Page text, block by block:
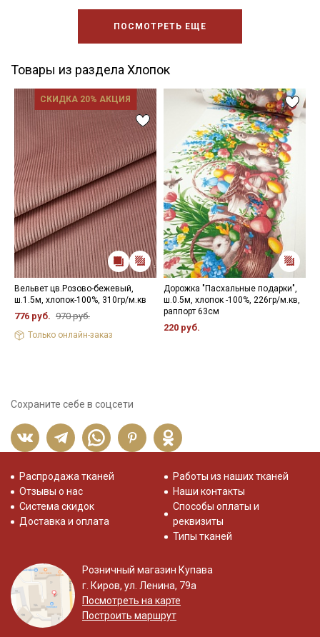
ПОСМОТРЕТЬ ЕЩЕ
Товары из раздела Хлопок
СКИДКА 20% АКЦИЯ
Вельвет цв.Розово-бежевый,
ш.1.5м, хлопок-100%, 310гр/м.кв
776 руб. 970 руб.
Только онлайн-заказ
Дорожка "Пасхальные подарки",
ш.0.5м, хлопок -100%, 226гр/м.кв,
раппорт 63см
220 руб.
Сохраните себе в соцсети
Распродажа тканей
Отзывы о нас
Система скидок
Доставка и оплата
Работы из наших тканей
Наши контакты
Способы оплаты и
реквизиты
Типы тканей
Розничный магазин Купава
г. Киров, ул. Ленина, 79а
Посмотреть на карте
Построить маршрут